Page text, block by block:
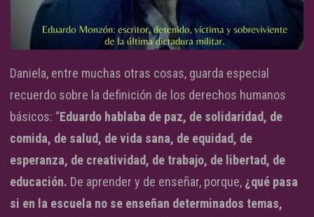
Daniela, entre muchas otras cosas, guarda especial
recuerdo sobre la definición de los derechos humanos
básicos: “Eduardo hablaba de paz, de solidaridad, de
comida, de salud, de vida sana, de equidad, de
esperanza, de creatividad, de trabajo, de libertad, de
educación. De aprender y de enseñar, porque, ¿qué pasa
si en la escuela no se enseñan determinados temas,